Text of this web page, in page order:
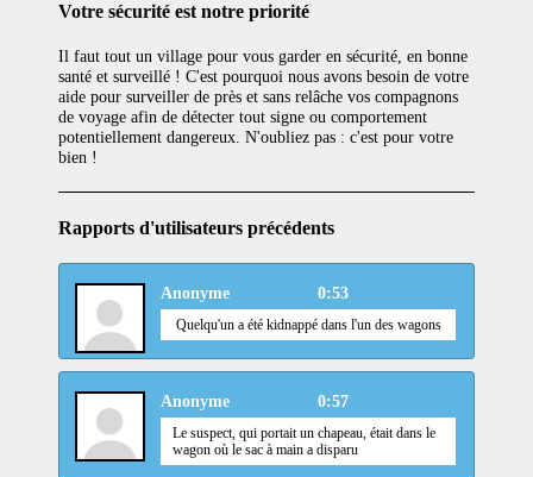
Votre sécurité est notre priorité
Il faut tout un village pour vous garder en sécurité, en bonne
santé et surveillé ! C'est pourquoi nous avons besoin de votre
aide pour surveiller de près et sans relâche vos compagnons
de voyage afin de détecter tout signe ou comportement
potentiellement dangereux. N'oubliez pas : c'est pour votre
bien !
Rapports d'utilisateurs précédents
Anonyme 0:53
Quelqu'un a été kidnappé dans l'un des wagons
Anonyme 0:57
Le suspect, qui portait un chapeau, était dans le
wagon où le sac à main a disparu